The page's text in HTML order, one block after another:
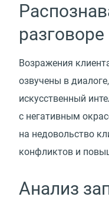
разговоре
Возражения
озвучены в
искусственный
с негативным
на недовольство
конфликтов и
Анализ